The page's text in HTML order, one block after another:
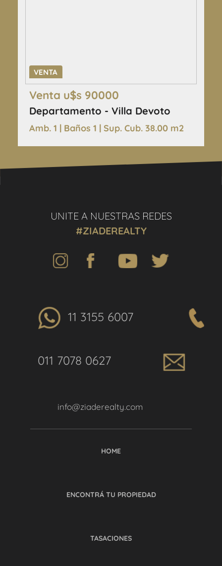
VENTA
Venta u$s 90000
Departamento - Villa Devoto
Amb. 1 | Baños 1 | Sup. Cub. 38.00 m2
UNITE A NUESTRAS REDES
#ZIADEREALTY
11 3155 6007
011 7078 0627
info@ziaderealty.com
HOME
ENCONTRÁ TU PROPIEDAD
TASACIONES